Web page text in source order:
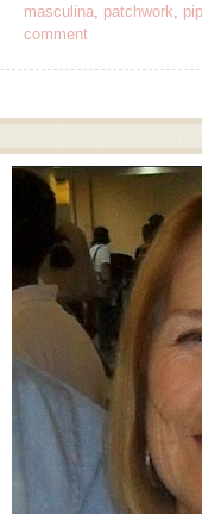
masculina patchwork
comment
Post